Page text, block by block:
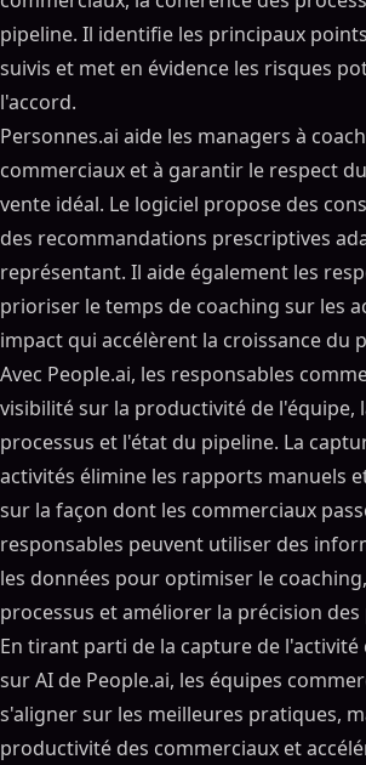
pipeline. Il identifie les principaux
suivis et met en évidence les risques
l'accord.
Personnes.ai aide les managers à
commerciaux et à garantir le respect
vente idéal. Le logiciel propose des
des recommandations prescriptives
représentant. Il aide également les
prioriser le temps de coaching sur les
impact qui accélèrent la croissance du
Avec People.ai, les responsables
visibilité sur la productivité de l'équipe,
processus et l'état du pipeline. La
activités élimine les rapports manuels
sur la façon dont les commerciaux
responsables peuvent utiliser des
les données pour optimiser le
processus et améliorer la précision des
En tirant parti de la capture de l'activité
sur AI de People.ai, les équipes
s'aligner sur les meilleures pratiques,
productivité des commerciaux et